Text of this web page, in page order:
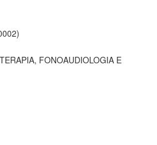
e Comunicações
FONOAUDIOLOGIA E